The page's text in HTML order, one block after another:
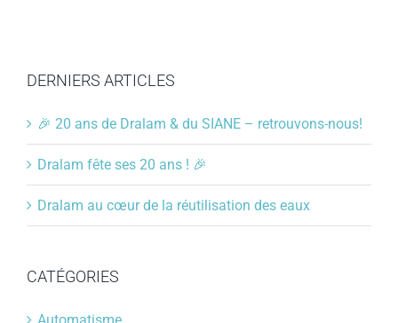
DERNIERS ARTICLES
🎉 20 ans de Dralam & du SIANE – retrouvons-nous!
Dralam fête ses 20 ans ! 🎉
Dralam au cœur de la réutilisation des eaux
CATÉGORIES